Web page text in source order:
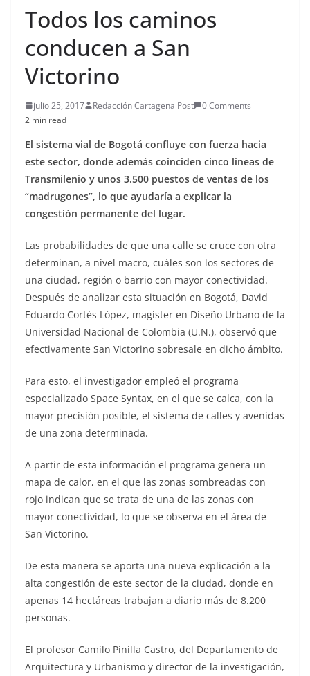
Todos los caminos
conducen a San
Victorino
julio 25, 2017 Redacción Cartagena Post
0 Comments
2 min read
El sistema vial de Bogotá confluye con fuerza hacia
este sector, donde además coinciden cinco líneas de
Transmilenio y unos 3.500 puestos de ventas de los
“madrugones”, lo que ayudaría a explicar la
congestión permanente del lugar.
Las probabilidades de que una calle se cruce con otra
determinan, a nivel macro, cuáles son los sectores de
una ciudad, región o barrio con mayor conectividad.
Después de analizar esta situación en Bogotá, David
Eduardo Cortés López, magíster en Diseño Urbano de la
Universidad Nacional de Colombia (U.N.), observó que
efectivamente San Victorino sobresale en dicho ámbito.
Para esto, el investigador empleó el programa
especializado Space Syntax, en el que se calca, con la
mayor precisión posible, el sistema de calles y avenidas
de una zona determinada.
A partir de esta información el programa genera un
mapa de calor, en el que las zonas sombreadas con
rojo indican que se trata de una de las zonas con
mayor conectividad, lo que se observa en el área de
San Victorino.
De esta manera se aporta una nueva explicación a la
alta congestión de este sector de la ciudad, donde en
apenas 14 hectáreas trabajan a diario más de 8.200
personas.
El profesor Camilo Pinilla Castro, del Departamento de
Arquitectura y Urbanismo y director de la investigación,